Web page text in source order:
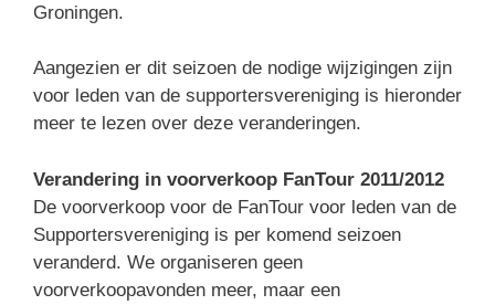
Groningen.
Aangezien er dit seizoen de nodige wijzigingen zijn
voor leden van de supportersvereniging is hieronder
meer te lezen over deze veranderingen.
Verandering in voorverkoop FanTour 2011/2012
De voorverkoop voor de FanTour voor leden van de
Supportersvereniging is per komend seizoen
veranderd. We organiseren geen
voorverkoopavonden meer, maar een